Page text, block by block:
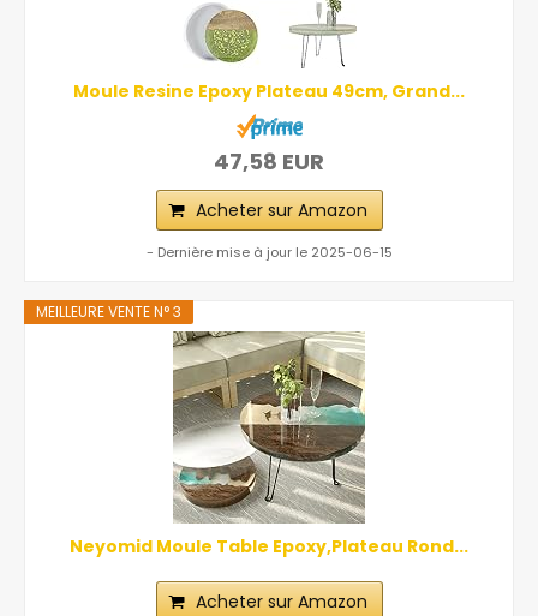
Moule Resine Epoxy Plateau 49cm, Grand...
47,58 EUR
Acheter sur Amazon
- Dernière mise à jour le 2025-06-15
MEILLEURE VENTE N° 3
Neyomid Moule Table Epoxy,Plateau Rond...
Acheter sur Amazon